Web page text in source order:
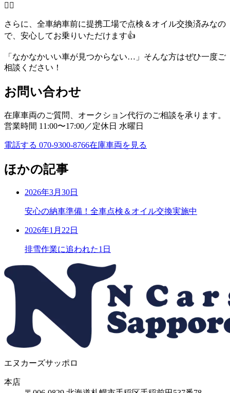
🙇‍♂️
さらに、全車納車前に提携工場で点検＆オイル交換済みなの
で、安心してお乗りいただけます👍
「なかなかいい車が見つからない…」そんな方はぜひ一度ご
相談ください！
お問い合わせ
在庫車両のご質問、オークション代行のご相談を承ります。
営業時間 11:00〜17:00／定休日 水曜日
電話する 070-9300-8766在庫車両を見る
ほかの記事
2026年3月30日
安心の納車準備！全車点検＆オイル交換実施中
2026年1月22日
排雪作業に追われた1日
エヌカーズサッポロ
本店